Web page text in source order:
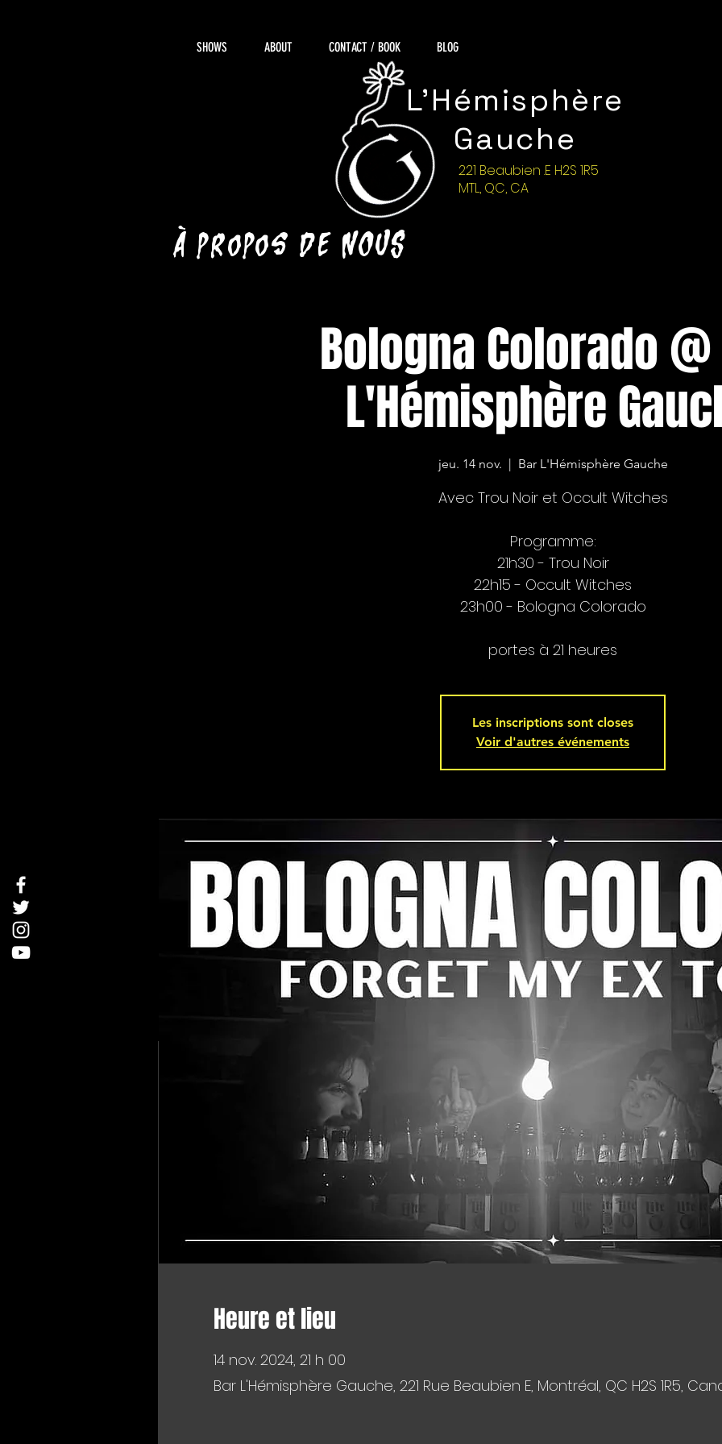
221 Beaubien .E H2S 1R5
MTL, QC, CA
L'Hémisphère
Gauche
SHOWS ABOUT CONTACT / BOOK BLOG
À propos de NOUS
Bologna Colorado
L'Hémisphère
jeu. 14 nov.
  |
Bar L'Hémisphère Gauche
Avec Trou Noir et Occult Witches
Programme:
21h30 - Trou Noir
22h15 - Occult Witches
23h00 - Bologna Colorado
portes à 21 heures
Les inscriptions sont closes
Voir d'autres événements
Heure et lieu
14 nov. 2024, 21 h 00
Bar L'Hémisphère Gauche, 221 Rue Beaubien E, Montréal, QC H2S 1R5,